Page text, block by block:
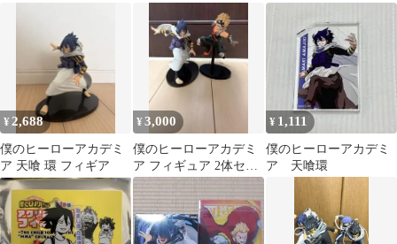
ィギュアコレクション
¥ 2,688
僕のヒーローアカデミ
ア 天喰 環 フィギア
¥3,000
僕のヒーローアカデミ
ア フィギュア 2体セッ
ト
¥ 1,111
僕のヒーローアカデミ
ア 天喰環